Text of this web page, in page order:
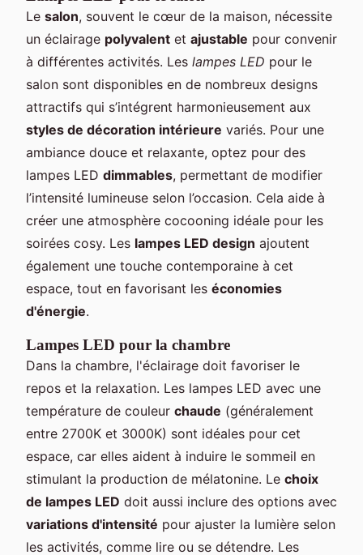
Le salon, souvent le cœur de la maison, nécessite
un éclairage polyvalent et ajustable pour convenir
à différentes activités. Les lampes LED pour le
salon sont disponibles en de nombreux designs
attractifs qui s’intégrent harmonieusement aux
styles de décoration intérieure variés. Pour une
ambiance douce et relaxante, optez pour des
lampes LED dimmables, permettant de modifier
l’intensité lumineuse selon l’occasion. Cela aide à
créer une atmosphère cocooning idéale pour les
soirées cosy. Les lampes LED design ajoutent
également une touche contemporaine à cet
espace, tout en favorisant les économies
d'énergie.
Lampes LED pour la chambre
Dans la chambre, l'éclairage doit favoriser le
repos et la relaxation. Les lampes LED avec une
température de couleur chaude (généralement
entre 2700K et 3000K) sont idéales pour cet
espace, car elles aident à induire le sommeil en
stimulant la production de mélatonine. Le choix
de lampes LED doit aussi inclure des options avec
variations d'intensité pour ajuster la lumière selon
les activités, comme lire ou se détendre. Les